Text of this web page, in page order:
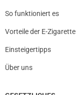
prev
So funktioniert es
Vorteile der E-Zigarette
Einsteigertipps
Über uns